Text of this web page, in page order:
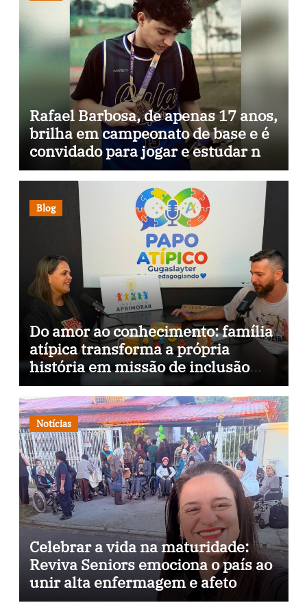
Rafael Barbosa, de apenas 17 anos,
brilha em campeonato de base e é
convidado para jogar e estudar na
Itália
Blog
Do amor ao conhecimento: família
atípica transforma a própria
história em missão de inclusão
através da psicopedagogia, podcast
e arte nas ruas
Notícias
Celebrar a vida na maturidade:
Reviva Seniors emociona o país ao
unir alta enfermagem e afeto